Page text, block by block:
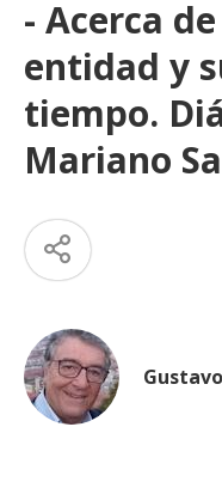
- Acerca
entidad y
tiempo.
Mariano